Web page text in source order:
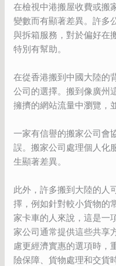
在檢視中港搬屋收費或搬
變數而有顯著差異。許多
與拆箱服務，對於偏好在
特別有幫助。
在從香港搬到中國大陸的
公司的選擇。搬到像廣州
擁擠的網站流量中瀏覽，
一家有信譽的搬家公司會
誤。搬家公司處理個人化
生顯著差異。
此外，許多搬到大陸的人
擇，例如針對較小貨物的
家卡車的人來說，這是一
家公司通常提供這些共享
慮更經濟實惠的選項時，
險保障、貨物處理和交貨